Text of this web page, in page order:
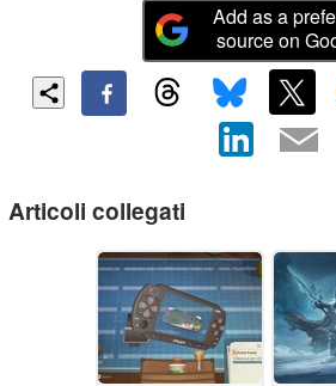
Add as a
source on
Articoli collegati